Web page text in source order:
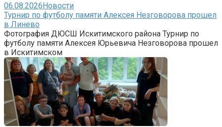
06.08.2026Новости
Турнир по футболу памяти Алексея Незговорова прошел
в Линево
Фотография ДЮСШ Искитимского района Турнир по
футболу памяти Алексея Юрьевича Незговорова прошел
в Искитимском